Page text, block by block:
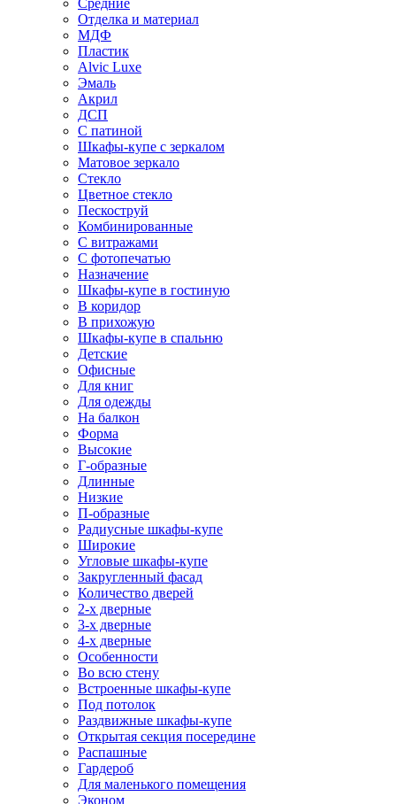
Средние
Отделка и материал
МДФ
Пластик
Alvic Luxe
Эмаль
Акрил
ДСП
С патиной
Шкафы-купе с зеркалом
Матовое зеркало
Стекло
Цветное стекло
Пескоструй
Комбинированные
С витражами
С фотопечатью
Назначение
Шкафы-купе в гостиную
В коридор
В прихожую
Шкафы-купе в спальню
Детские
Офисные
Для книг
Для одежды
На балкон
Форма
Высокие
Г-образные
Длинные
Низкие
П-образные
Радиусные шкафы-купе
Широкие
Угловые шкафы-купе
Закругленный фасад
Количество дверей
2-х дверные
3-х дверные
4-х дверные
Особенности
Во всю стену
Встроенные шкафы-купе
Под потолок
Раздвижные шкафы-купе
Открытая секция посередине
Распашные
Гардероб
Для маленького помещения
Эконом